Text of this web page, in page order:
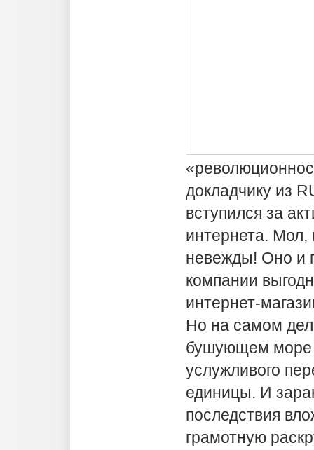
докладчику из
вступился за
интернета.
невежды! Оно и
компании
интернет-
Но на самом
бушующем море
услужливого
единицы. И
последствия
грамотную